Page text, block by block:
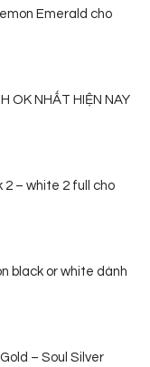
Emerald cho
OK NHẤT HIỆN NAY
2 – white 2 full cho
black or white dành
– Soul Silver